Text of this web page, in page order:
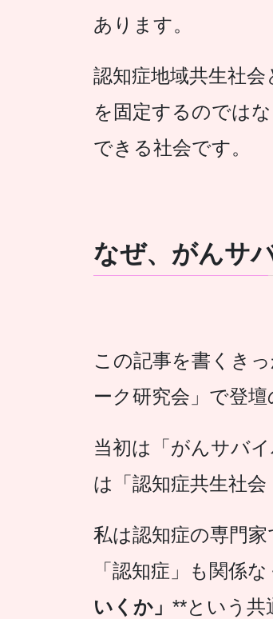
あります。
認知症地域共生社
を固定するのでは
できる社会です。
なぜ、がんサ
この記事を書くき
ーク研究会」で登
当初は「がんサバ
は「認知症共生社会
私は認知症の専門
「認知症」も関係
いくか」 **という共